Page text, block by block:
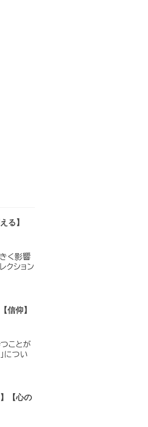
る】
く影響
クション
信仰】
ことが
につい
【心の